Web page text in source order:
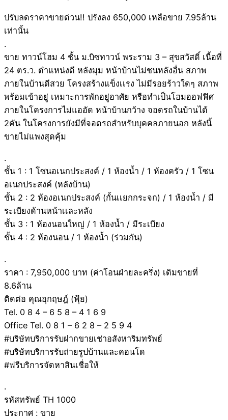
ปรับลดราคาขายด่วน!! ปรังลง 650,000 เหลือขาย 7.95ล้าน
เท่านั้น
.
ขาย ทาวน์โฮม 4 ชั้น ม.บิซทาวน์ พระราม 3 – สุขสวัสดิ์ เนื้อที่
24 ตร.ว. ตำแหน่งดี หลังมุม หน้าบ้านไม่ชนหลังอื่น สภาพ
ภายในบ้านดีสวย โครงสร้างแข็งเเรง ไม่มีรอยร้าวใดๆ สภาพ
พร้อมเข้าอยู่ เหมาะการพักอยู่อาศัย หรือทำเป็นโฮมออฟฟิศ
ภายในโครงการไม่แออัด หน้าบ้านกว้าง จอดรถในบ้านได้
2คัน ในโครงการยังมีที่จอดรถสำหรับบุคคลภายนอก หลังนี้
ขายไม่แพงสุดคุ้ม
.
ชั้น 1 : 1 โซนอเนกประสงค์ / 1 ห้องน้ำ / 1 ห้องครัว / 1 โซน
อเนกประสงค์ (หลังบ้าน)
ชั้น 2 : 2 ห้องอเนกประสงค์ (กั้นเเยกกระจก) / 1 ห้องน้ำ / มี
ระเบียงด้านหน้าเเละหลัง
ชั้น 3 : 1 ห้องนอนใหญ่ / 1 ห้องน้ำ / มีระเบียง
ชั้น 4 : 2 ห้องนอน / 1 ห้องน้ำ (ร่วมกัน)
.
ราคา : 7,950,000 บาท (ค่าโอนฝ่ายละครึ่ง) เดิมขายที่
8.6ล้าน
ติดต่อ คุณอุกฤษฎ์ (ฟุ้ย)
Tel. 0 8 4 – 6 5 8 – 4 1 6 9
Office Tel. 0 8 1 – 6 2 8 – 2 5 9 4
#บริษัทบริการรับฝากขายเช่าอสังหาริมทรัพย์
#บริษัทบริการรับถ่ายรูปบ้านและคอนโด
#ฟรีบริการจัดหาสินเชื่อให้
.
รหัสทรัพย์ TH 1000
ประกาศ : ขาย